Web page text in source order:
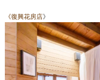
《復興花房店》